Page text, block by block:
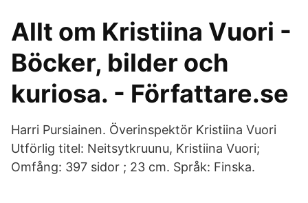
Allt om Kristiina Vuori -
Böcker, bilder och
kuriosa. - Författare.se
Harri Pursiainen. Överinspektör Kristiina Vuori
Utförlig titel: Neitsytkruunu, Kristiina Vuori;
Omfång: 397 sidor ; 23 cm. Språk: Finska.